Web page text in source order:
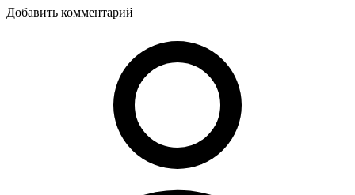
Добавить комментарий